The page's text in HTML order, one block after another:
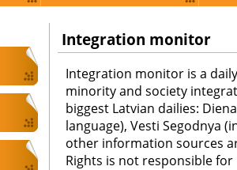
Integration monitor
Integration monitor is a
minority and society
biggest Latvian dailies:
language), Vesti Segodnya
other information sources
Rights is not responsible